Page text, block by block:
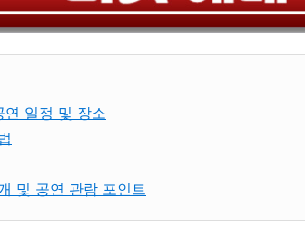
일정 및 장소
및 공연 관람 포인트